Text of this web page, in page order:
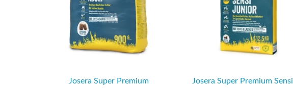
Josera Super Premium Josera Super Premium Sensi